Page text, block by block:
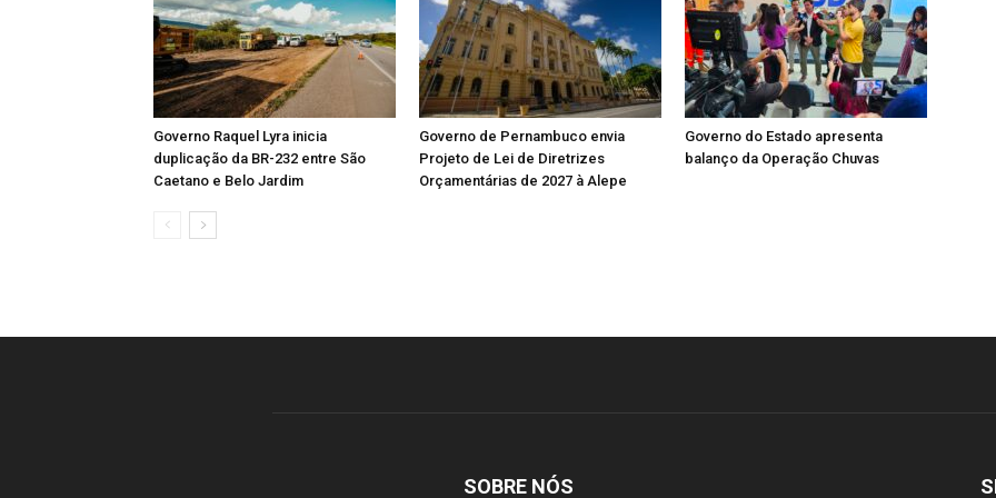
Governo Raquel Lyra inicia
duplicação da BR-232 entre São
Caetano e Belo Jardim
Governo de Pernambuco envia
Projeto de Lei de Diretrizes
Orçamentárias de 2027 à Alepe
Governo do Estado apresenta
balanço da Operação Chuvas
SOBRE NÓS